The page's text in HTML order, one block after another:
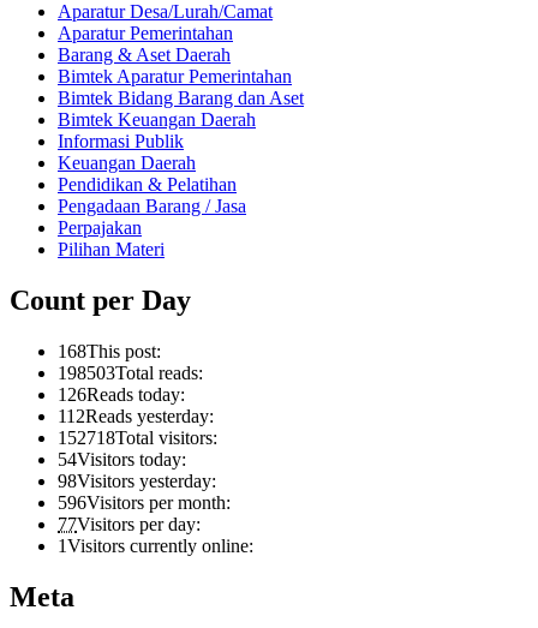
Aparatur Desa/Lurah/Camat
Aparatur Pemerintahan
Barang & Aset Daerah
Bimtek Aparatur Pemerintahan
Bimtek Bidang Barang dan Aset
Bimtek Keuangan Daerah
Informasi Publik
Keuangan Daerah
Pendidikan & Pelatihan
Pengadaan Barang / Jasa
Perpajakan
Pilihan Materi
Count per Day
168This post:
198503Total reads:
126Reads today:
112Reads yesterday:
152718Total visitors:
54Visitors today:
98Visitors yesterday:
596Visitors per month:
77Visitors per day:
1Visitors currently online:
Meta